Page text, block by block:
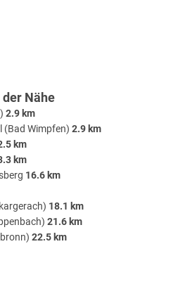
Nähe
2.9 km
(Bad Wimpfen) 2.9 km
km
km
16.6 km
18.1 km
21.6 km
22.5 km